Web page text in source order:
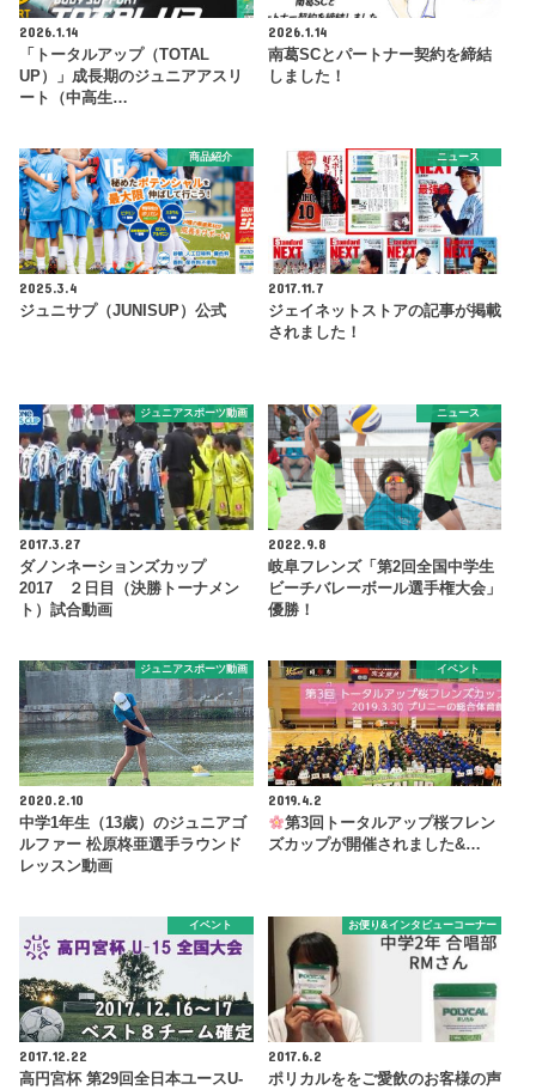
2026.1.14
「トータルアップ（TOTAL
UP）」成長期のジュニアアスリ
ート（中高生…
2026.1.14
南葛SCとパートナー契約を締結
しました！
商品紹介
2025.3.4
ジュニサプ（JUNISUP）公式
ニュース
2017.11.7
ジェイネットストアの記事が掲載
されました！
ジュニアスポーツ動画
2017.3.27
ダノンネーションズカップ
2017 ２日目（決勝トーナメン
ト）試合動画
ニュース
2022.9.8
岐阜フレンズ「第2回全国中学生
ビーチバレーボール選手権大会」
優勝！
ジュニアスポーツ動画
2020.2.10
中学1年生（13歳）のジュニアゴ
ルファー 松原柊亜選手ラウンド
レッスン動画
イベント
2019.4.2
第3回トータルアップ桜フレン
ズカップが開催されました&…
イベント
2017.12.22
高円宮杯 第29回全日本ユースU-
お便り&インタビューコーナー
2017.6.2
ポリカルををご愛飲のお客様の声